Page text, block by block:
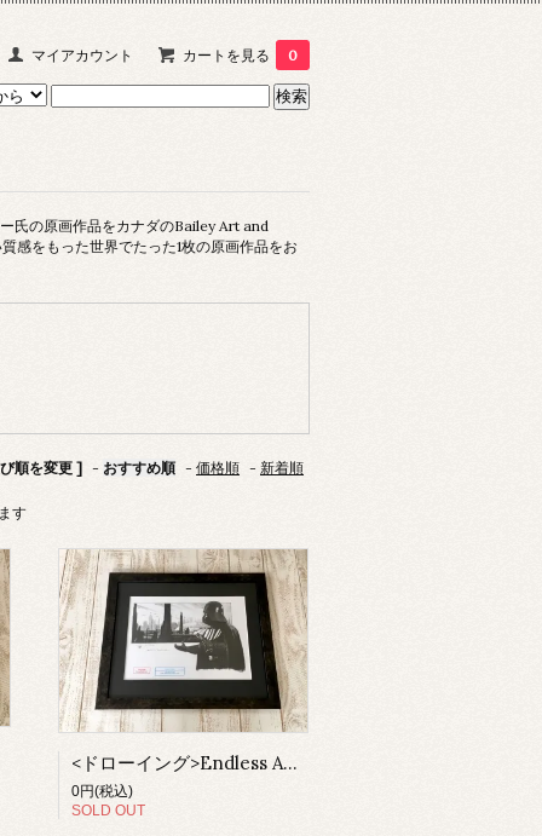
マイアカウント カートを見る 0
氏の原画作品をカナダのBailey Art and
感をもった世界でたった1枚の原画作品をお
順を変更 ] - おすすめ順 - 価格順 - 新着順
す
<ドローイング>Endless Ambitions（額付）
0円(税込)
SOLD OUT